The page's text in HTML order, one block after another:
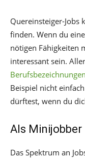
Quereinsteiger-Jobs
finden. Wenn du
nötigen Fähigkeiten
interessant sein.
Berufsbezeichnungen
Beispiel nicht
dürftest, wenn du
Als
Das Spektrum an